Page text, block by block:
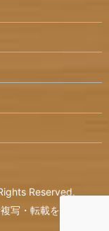
Reserved.
写・転載を禁じま